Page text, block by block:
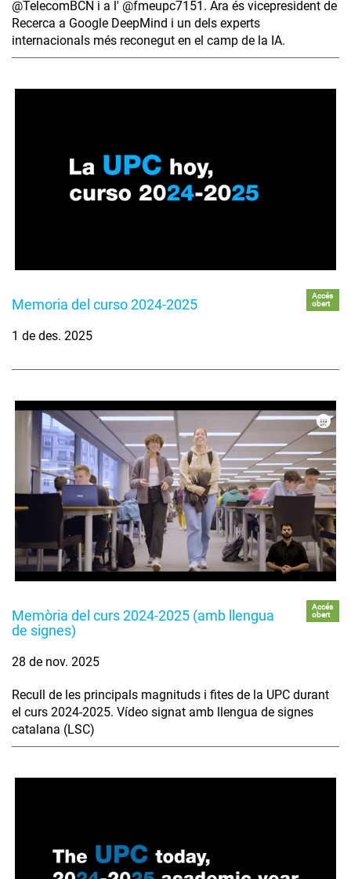
‪@TelecomBCN‬ i a l' ‪@fmeupc7151‬. Ara és vicepresident de
Recerca a Google DeepMind i un dels experts
internacionals més reconegut en el camp de la IA.
Memoria del curso 2024-2025
Accés
obert
1 de des. 2025
Memòria del curs 2024-2025 (amb llengua
de signes)
Accés
obert
28 de nov. 2025
Recull de les principals magnituds i fites de la UPC durant
el curs 2024-2025. Vídeo signat amb llengua de signes
catalana (LSC)